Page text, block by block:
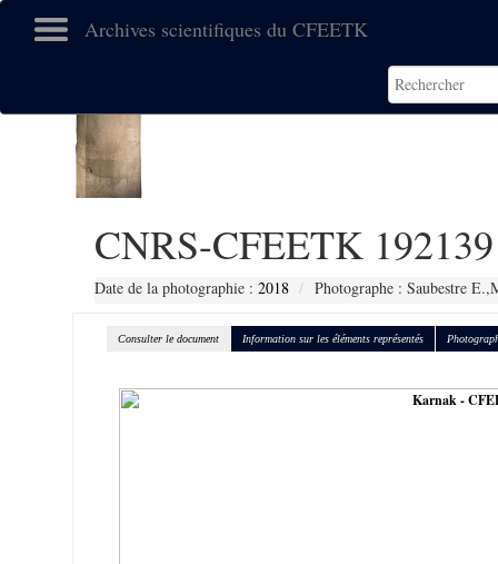
Archives scientifiques du CFEETK
CNRS-CFEETK 192139
Date de la photographie : 2018 Photographe : Saubestre
Consulter le document Information sur les éléments représentés